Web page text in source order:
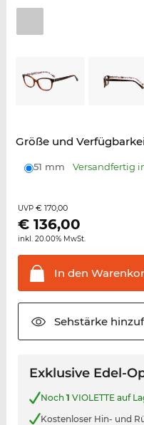
Größe und
51 mm Versandfertig
UVP € 170,00
€ 136,00
inkl. 20.00% MwSt.
In den
Sehstärke
Exklusive Edel-
Noch 1 VIOLETTE auf
Kostenloser Hin- und